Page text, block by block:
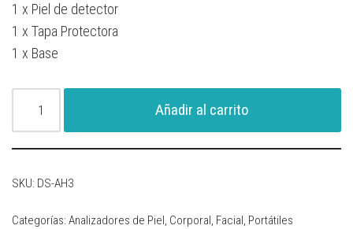
1 x Piel de detector
1 x Tapa Protectora
1 x Base
Añadir al carrito
SKU: DS-AH3
Categorías: Analizadores de Piel , Corporal , Facial , Portátiles